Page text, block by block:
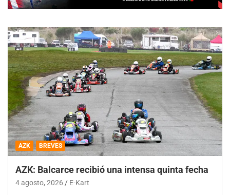
AZK BREVES
AZK: Balcarce recibió una intensa quinta fecha
4 agosto, 2026 E-Kart